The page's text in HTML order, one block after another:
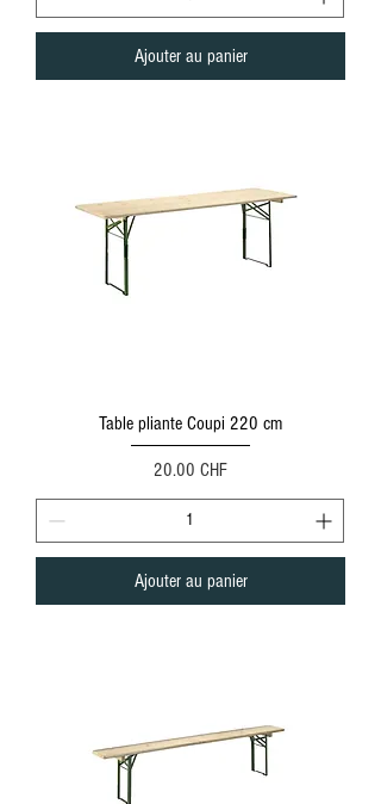
Ajouter au panier
Table pliante Coupi 220 cm
Prix
20.00 CHF
Ajouter au panier